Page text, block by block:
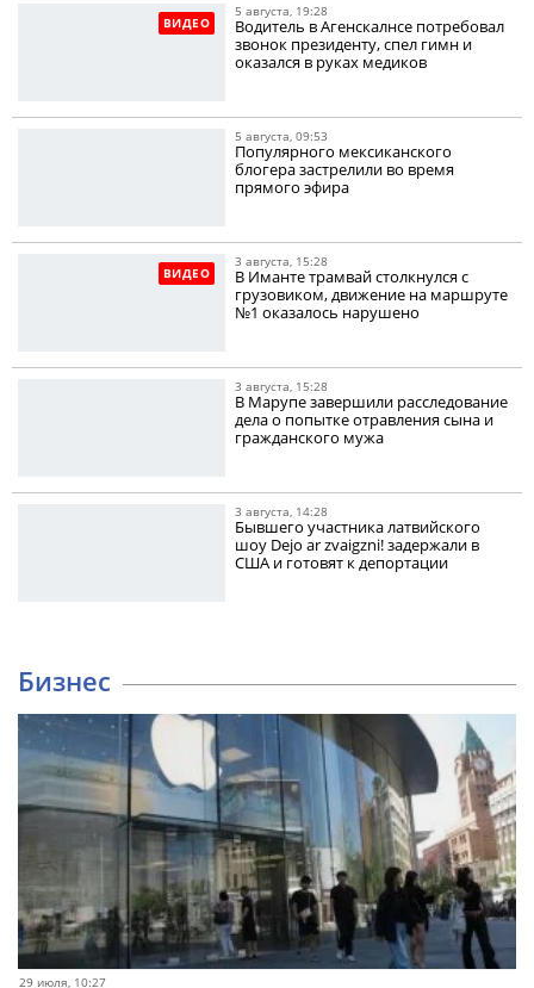
ВИДЕО
5 августа, 19:28
Водитель в Агенскалнсе потребовал
звонок президенту, спел гимн и
оказался в руках медиков
5 августа, 09:53
Популярного мексиканского
блогера застрелили во время
прямого эфира
ВИДЕО
3 августа, 15:28
В Иманте трамвай столкнулся с
грузовиком, движение на маршруте
№1 оказалось нарушено
3 августа, 15:28
В Марупе завершили расследование
дела о попытке отравления сына и
гражданского мужа
3 августа, 14:28
Бывшего участника латвийского
шоу Dejo ar zvaigzni! задержали в
США и готовят к депортации
Бизнес
29 июля, 10:27